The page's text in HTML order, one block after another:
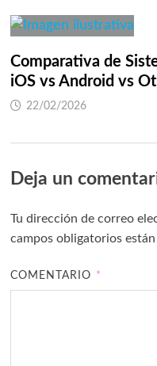
Comparativa de
iOS vs Android vs
22/02/2026
Deja un
Tu dirección de correo
campos obligatorios
COMENTARIO *